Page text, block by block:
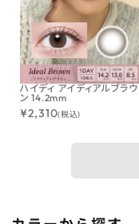
ハイディ アイディアルブラウ
ン 14.2mm
¥2,310(税込)